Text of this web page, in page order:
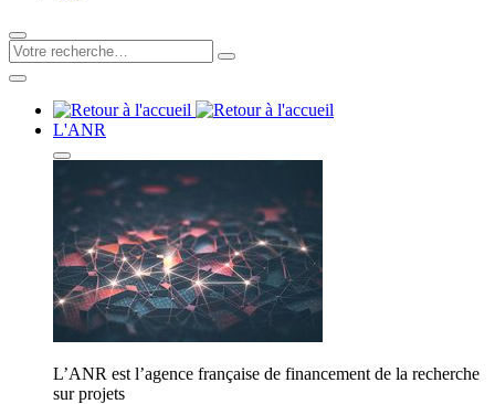
L'ANR
L’ANR est l’agence française de financement de la recherche
sur projets